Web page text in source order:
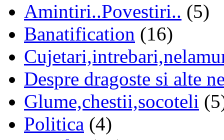
Amintiri..Povestiri.. (5)
Banatification (16)
Despre dragoste si alte
Glume,chestii,socoteli
Politica (4)